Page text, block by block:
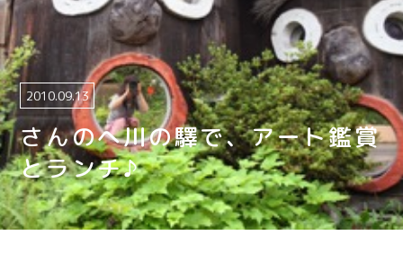
さんのへ川の驛で、アート鑑賞
とランチ♪
2010.09.13